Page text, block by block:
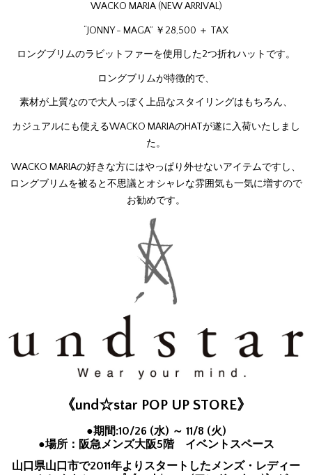
WACKO MARIA (NEW ARRIVAL)
“JONNY - MAGA” ￥28,500 ＋ TAX
ロングブリムのラビットファーを使用した2つ折れハットです。
ロングブリムが特徴的で、
素材が上質なので大人っぽく上品なスタイリングはもちろん、
カジュアルにも使えるWACKO MARIAのHATが遂に入荷いたしまし
た。
WACKO MARIAの好きな方にはやっぱり外せないアイテムですし、
ロングブリムを被ると不思議とオシャレな雰囲気も一気に増すので
お勧めです。
《und☆star POP UP STORE》
●期間:10/26 (水) ～ 11/8 (火)
●場所：阪急メンズ大阪5階 イベントスペース
山口県山口市で2011年よりスタートしたメンズ・レディー